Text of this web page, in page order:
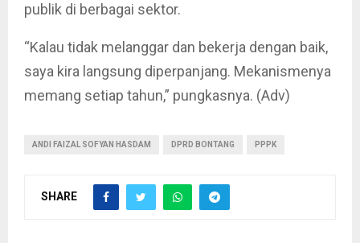
publik di berbagai sektor.
“Kalau tidak melanggar dan bekerja dengan baik,
saya kira langsung diperpanjang. Mekanismenya
memang setiap tahun,” pungkasnya. (Adv)
ANDI FAIZAL SOFYAN HASDAM DPRD BONTANG PPPK
SHARE